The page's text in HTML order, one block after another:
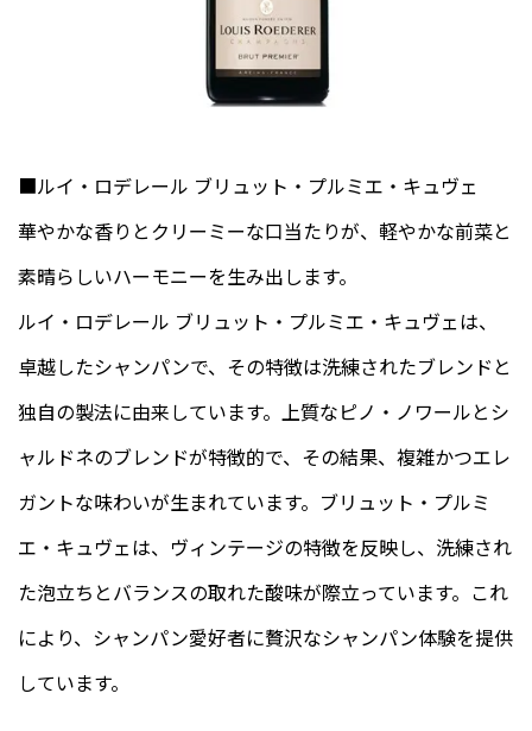
■ルイ・ロデレール ブリュット・プルミエ・キュヴェ
華やかな香りとクリーミーな口当たりが、軽やかな前菜と
素晴らしいハーモニーを生み出します。
ルイ・ロデレール ブリュット・プルミエ・キュヴェは、
卓越したシャンパンで、その特徴は洗練されたブレンドと
独自の製法に由来しています。上質なピノ・ノワールとシ
ャルドネのブレンドが特徴的で、その結果、複雑かつエレ
ガントな味わいが生まれています。ブリュット・プルミ
エ・キュヴェは、ヴィンテージの特徴を反映し、洗練され
た泡立ちとバランスの取れた酸味が際立っています。これ
により、シャンパン愛好者に贅沢なシャンパン体験を提供
しています。